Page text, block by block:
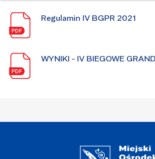
Regulamin IV BGPR 2021
WYNIKI - IV BIEGOWE